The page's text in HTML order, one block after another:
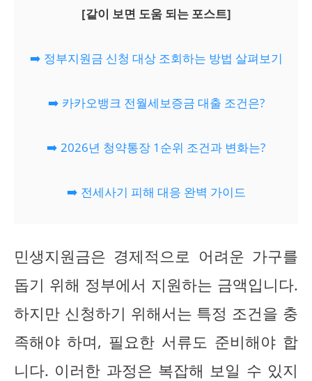
[같이 보면 도움 되는 포스트]
➡️ 정부지원금 신청 대상 조회하는 방법 살펴보기
➡️ 카카오뱅크 전월세보증금 대출 조건은?
➡️ 2026년 청약통장 1순위 조건과 변화는?
➡️ 전세사기 피해 대응 완벽 가이드
민생지원금은 경제적으로 어려운 가구를
돕기 위해 정부에서 지원하는 금액입니다.
하지만 신청하기 위해서는 특정 조건을 충
족해야 하며, 필요한 서류도 준비해야 합
니다. 이러한 과정은 복잡해 보일 수 있지